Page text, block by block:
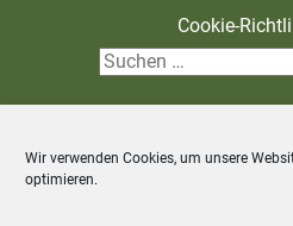
Wir verwenden Cookies, um unsere
optimieren.
Cookie-
S
h